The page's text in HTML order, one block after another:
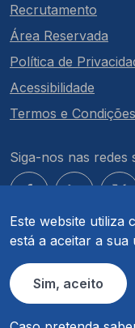
Este website utiliza
está a aceitar a sua
Sim, aceito
Recrutamento
Área Reservada
Política de
Acessibilidade
Termos e Condições
Siga-nos nas redes
© COMPETE 2030.